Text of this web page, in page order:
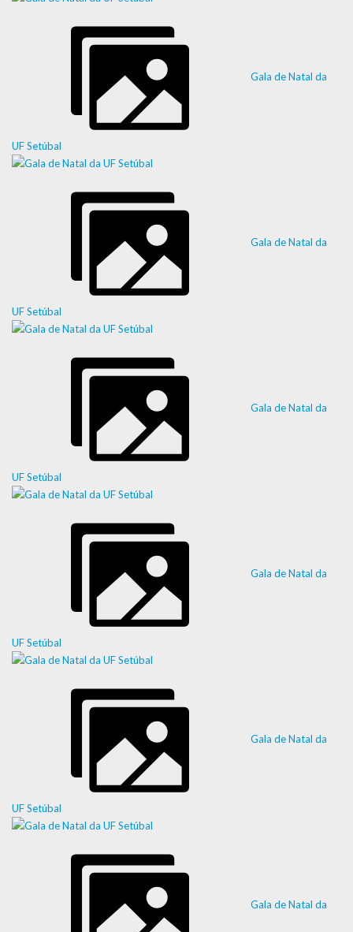
Gala de Natal da
UF Setúbal
Gala de Natal da
UF Setúbal
Gala de Natal da
UF Setúbal
Gala de Natal da
UF Setúbal
Gala de Natal da
UF Setúbal
Gala de Natal da